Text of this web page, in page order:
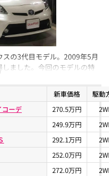
の3代目モデル。2009年5月
ました。今回のモデルの特
よる燃費性能と走行性能の
ハイブリッドシステムのTHS2
なり、小型軽量化・高効率化
プレベルの燃費性能を獲得
L）また力強い走行を
視の「エコドライブモー
ドライブモード」など状況に
になりました。メーカー希
となっています。
新車価格
駆動
ーデ
270.5万円
249.9万円
292.1万円
252.0万円
272.0万円